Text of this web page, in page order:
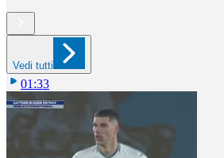
Vedi tutti
01:33